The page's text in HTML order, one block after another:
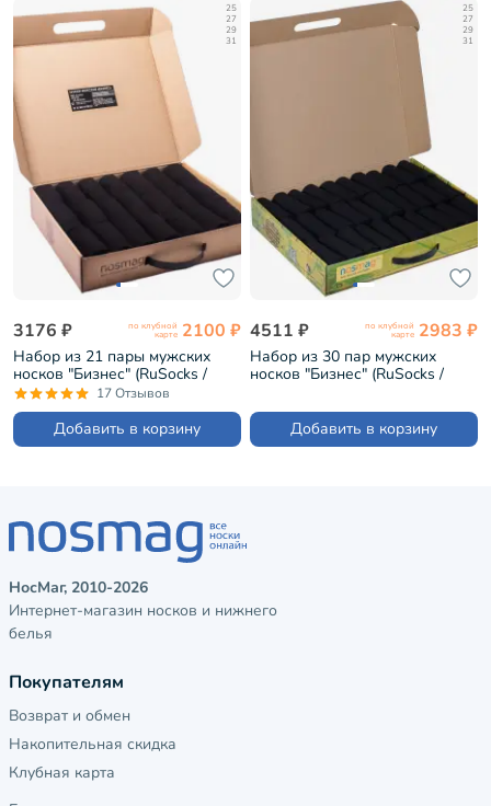
25
27
29
31
3176 ₽ по клубной
карте 2100 ₽
Набор из 21 пары мужских
носков "Бизнес" (RuSocks /
Орудьевский трикотаж)
черные (РуС-21)
17 Отзывов
Добавить в корзину
25
27
29
31
4511 ₽ по клубной
карте 2983 ₽
Набор из 30 пар мужских
носков "Бизнес" (RuSocks /
черные в кейсе
"Стратегический запас"
(РуС-30)
Добавить в корзину
НосМаг, 2010-2026
Интернет-магазин носков и нижнего
белья
Покупателям
Возврат и обмен
Накопительная скидка
Клубная карта